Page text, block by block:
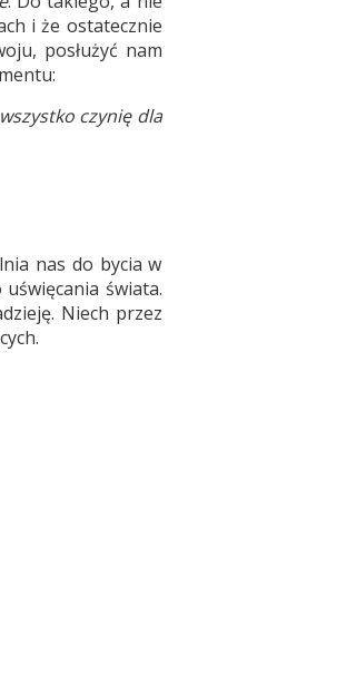
i że ostatecznie
posłużyć nam
czynię dla
nas do bycia w
świata.
Niech przez